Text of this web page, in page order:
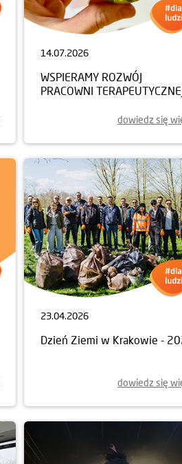
14.07.2026
WSPIERAMY ROZWÓJ
PRACOWNI
dowiedz się
23.04.2026
Dzień Ziemi w Krakowie -
dowiedz się